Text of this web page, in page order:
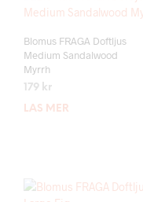
Blomus FRAGA Doftljus
Medium Sandalwood
Myrrh
179 kr
LÄS MER